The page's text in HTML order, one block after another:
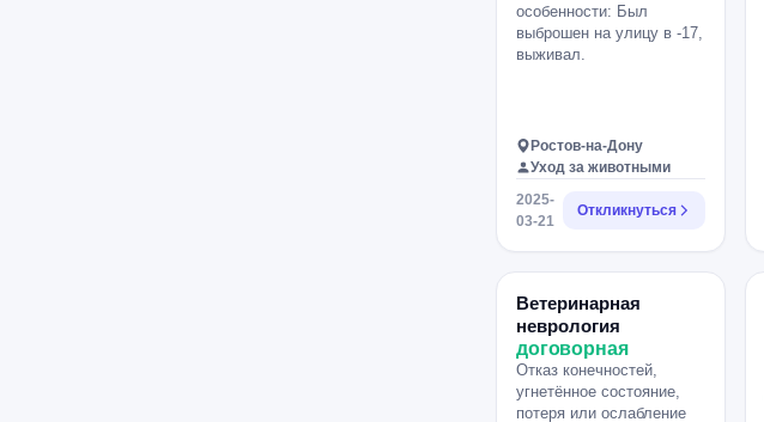
особенности: Был
выброшен на улицу в -17,
выживал.
Ростов-на-Дону
Уход за животными
2025-
03-21
Откликнуться
Ветеринарная
неврология
договорная
Отказ конечностей,
угнетённое состояние,
потеря или ослабление